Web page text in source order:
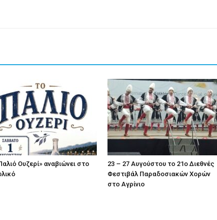
Ουζερί» αναβιώνει στο
23 – 27 Aυγούστου το 21ο Διεθνές
Φεστιβάλ Παραδοσιακών Χορών
στο Αγρίνιο